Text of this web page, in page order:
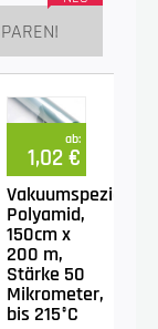
ab:
1,02 €
Polyamid,
150cm x
200 m,
Stärke 50
Mikrometer,
bis 215°C